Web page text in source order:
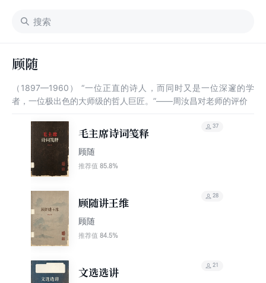
顾随
（1897—1960） “一位正直的诗人，而同时又是一位深邃的学
者，一位极出色的大师级的哲人巨匠。”——周汝昌对老师的评价
毛主席诗词笺释
顾随
推荐值 85.8%
37
顾随讲王维
顾随
推荐值 84.5%
28
文选选讲
21